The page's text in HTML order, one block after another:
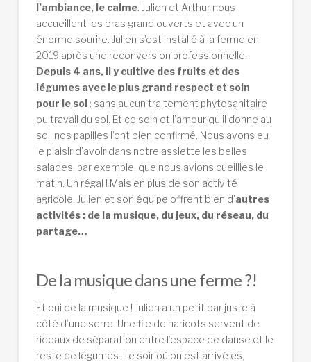
l’ambiance, le calme. Julien et Arthur nous
accueillent les bras grand ouverts et avec un
énorme sourire. Julien s’est installé à la ferme en
2019 après une reconversion professionnelle.
Depuis 4 ans, il y cultive des fruits et des
légumes avec le plus grand respect et soin
pour le sol: sans aucun traitement phytosanitaire
ou travail du sol. Et ce soin et l’amour qu’il donne au
sol, nos papilles l’ont bien confirmé. Nous avons eu
le plaisir d’avoir dans notre assiette les belles
salades, par exemple, que nous avions cueillies le
matin. Un régal ! Mais en plus de son activité
agricole, Julien et son équipe offrent bien d’autres
activités : de la musique, du jeux, du réseau, du
partage…
De la musique dans une ferme ?!
Et oui de la musique ! Julien a un petit bar juste à
côté d’une serre. Une file de haricots servent de
rideaux de séparation entre l’espace de danse et le
reste de légumes. Le soir où on est arrivé.es,